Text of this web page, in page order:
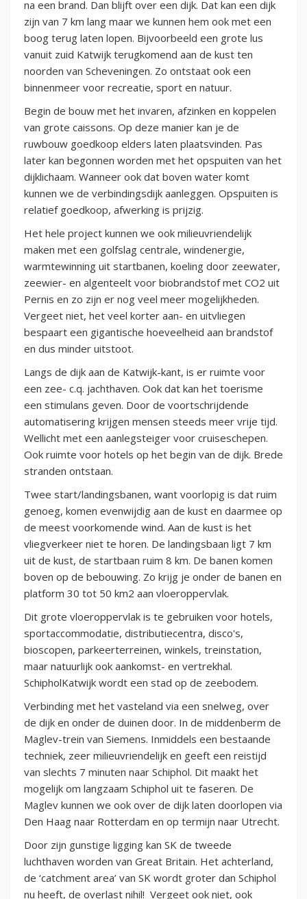
na een brand. Dan blijft over een dijk. Dat kan een dijk
zijn van 7 km lang maar we kunnen hem ook met een
boog terug laten lopen. Bijvoorbeeld een grote lus
vanuit zuid Katwijk terugkomend aan de kust ten
noorden van Scheveningen. Zo ontstaat ook een
binnenmeer voor recreatie, sport en natuur.
Begin de bouw met het invaren, afzinken en koppelen
van grote caissons. Op deze manier kan je de
ruwbouw goedkoop elders laten plaatsvinden. Pas
later kan begonnen worden met het opspuiten van het
dijklichaam. Wanneer ook dat boven water komt
kunnen we de verbindingsdijk aanleggen. Opspuiten is
relatief goedkoop, afwerking is prijzig.
Het hele project kunnen we ook milieuvriendelijk
maken met een golfslag centrale, windenergie,
warmtewinning uit startbanen, koeling door zeewater,
zeewier- en algenteelt voor biobrandstof met CO2 uit
Pernis en zo zijn er nog veel meer mogelijkheden.
Vergeet niet, het veel korter aan- en uitvliegen
bespaart een gigantische hoeveelheid aan brandstof
en dus minder uitstoot.
Langs de dijk aan de Katwijk-kant, is er ruimte voor
een zee- c.q. jachthaven. Ook dat kan het toerisme
een stimulans geven. Door de voortschrijdende
automatisering krijgen mensen steeds meer vrije tijd.
Wellicht met een aanlegsteiger voor cruiseschepen.
Ook ruimte voor hotels op het begin van de dijk. Brede
stranden ontstaan.
Twee start/landingsbanen, want voorlopig is dat ruim
genoeg, komen evenwijdig aan de kust en daarmee op
de meest voorkomende wind. Aan de kust is het
vliegverkeer niet te horen. De landingsbaan ligt 7 km
uit de kust, de startbaan ruim 8 km. De banen komen
boven op de bebouwing. Zo krijg je onder de banen en
platform 30 tot 50 km2 aan vloeroppervlak.
Dit grote vloeroppervlak is te gebruiken voor hotels,
sportaccommodatie, distributiecentra, disco's,
bioscopen, parkeerterreinen, winkels, treinstation,
maar natuurlijk ook aankomst- en vertrekhal.
SchipholKatwijk wordt een stad op de zeebodem.
Verbinding met het vasteland via een snelweg, over
de dijk en onder de duinen door. In de middenberm de
Maglev-trein van Siemens. Inmiddels een bestaande
techniek, zeer milieuvriendelijk en geeft een reistijd
van slechts 7 minuten naar Schiphol. Dit maakt het
mogelijk om langzaam Schiphol uit te faseren. De
Maglev kunnen we ook over de dijk laten doorlopen via
Den Haag naar Rotterdam en op termijn naar Utrecht.
Door zijn gunstige ligging kan SK de tweede
luchthaven worden van Great Britain. Het achterland,
de ‘catchment area’ van SK wordt groter dan Schiphol
nu heeft, de overlast nihil! Vergeet ook niet, ook